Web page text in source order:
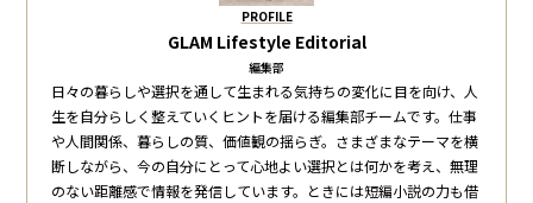
PROFILE
GLAM Lifestyle Editorial
編集部
日々の暮らしや選択を通して生まれる気持ちの変化に目を向け、人
生を自分らしく整えていくヒントを届ける編集部チームです。仕事
や人間関係、暮らしの質、価値観の揺らぎ。さまざまなテーマを横
断しながら、今の自分にとって心地よい選択とは何かを考え、無理
のない距離感で情報を発信しています。ときには短編小説の力も借